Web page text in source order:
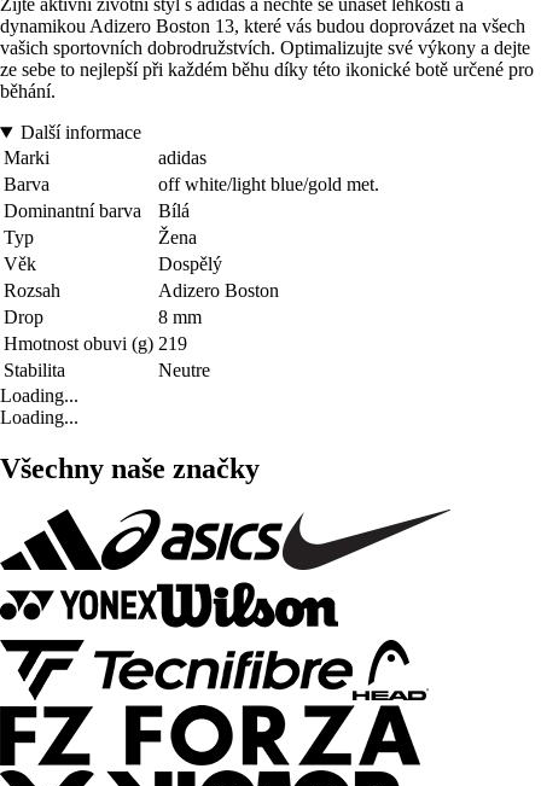
Žijte aktivní životní styl s adidas a nechte se unášet lehkostí a
dynamikou Adizero Boston 13, které vás budou doprovázet na všech
vašich sportovních dobrodružstvích. Optimalizujte své výkony a dejte
ze sebe to nejlepší při každém běhu díky této ikonické botě určené pro
běhání.
Další informace
Marki
adidas
Barva
off white/light blue/gold met.
Dominantní barva
Bílá
Typ
Žena
Věk
Dospělý
Rozsah
Adizero Boston
Drop
8 mm
Hmotnost obuvi (g) 219
Stabilita
Neutre
Loading...
Loading...
Všechny naše značky